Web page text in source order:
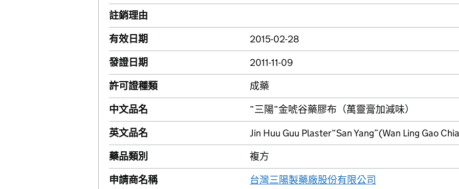
註銷理由
有效日期
2015-02-28
發證日期
2011-11-09
許可證種類
成藥
中文品名
”三陽”金唬谷藥膠布（萬靈膏加減味）
英文品名
Jin Huu Guu Plaster“San Yang”(Wan Ling Gao
藥品類別
複方
申請商名稱
台灣三陽製藥廠股份有限公司